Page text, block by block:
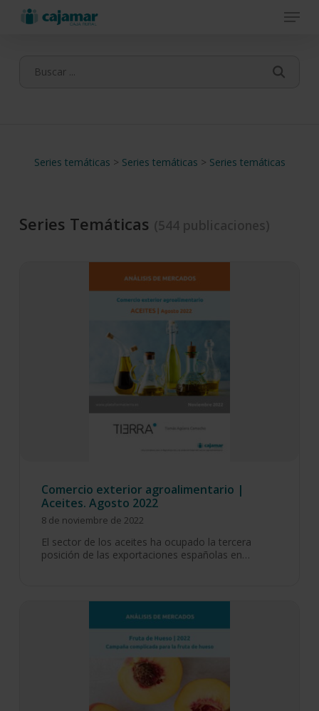
Menu
Series temáticas > Series temáticas > Series temáticas
Series Temáticas
Comercio exterior agroalimentario |
Aceites. Agosto 2022
8 de noviembre de 2022
El sector de los aceites ha ocupado la tercera
posición de las exportaciones españolas en…